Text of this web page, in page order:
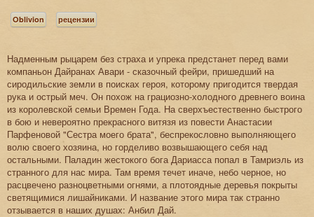
Oblivion рецензии
Надменным рыцарем без страха и упрека предстанет перед вами
компаньон Дайранах Авари - сказочный фейри, пришедший на
сиродильские земли в поисках героя, которому пригодится твердая
рука и острый меч. Он похож на грациозно-холодного древнего воина
из королевской семьи Времен Года. На сверхъестественно быстрого
в бою и невероятно прекрасного витязя из повести Анастасии
Парфеновой "Сестра моего брата", беспрекословно выполняющего
волю своего хозяина, но горделиво возвышающего себя над
остальными. Паладин жестокого бога Дариасса попал в Тамриэль из
странного для нас мира. Там время течет иначе, небо черное, но
расцвечено разноцветными огнями, а плотоядные деревья покрыты
светящимися лишайниками. И название этого мира так странно
отзывается в наших душах: Анбил Дай.